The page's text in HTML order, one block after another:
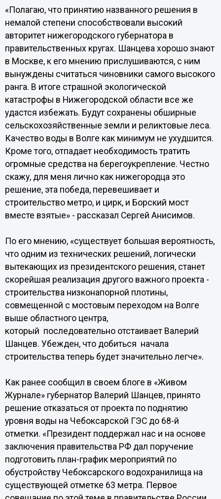
«Полагаю, что принятию названного решения в
немалой степени способствовали высокий
авторитет нижегородского губернатора в
правительственных кругах. Шанцева хорошо знают
в Москве, к его мнению прислушиваются, с ним
вынуждены считаться чиновники самого высокого
ранга. В итоге страшной экологической
катастрофы в Нижегородской области все же
удастся избежать. Будут сохранены обширные
сельскохозяйственные земли и реликтовые леса.
Качество воды в Волге как минимум не ухудшится.
Кроме того, отпадает необходимость тратить
огромные средства на берегоукрепление. Честно
скажу, для меня лично как нижегородца это
решение, эта победа, перевешивает и
строительство метро, и цирк, и Борский мост
вместе взятые» - рассказал Сергей Анисимов.
По его мнению, «существует большая вероятность,
что одним из технических решений, логически
вытекающих из президентского решения, станет
скорейшая реализация другого важного проекта -
строительства низконапорной плотины,
совмещенной с мостовым переходом на Волге
выше областного центра,
который последовательно отстаивает Валерий
Шанцев. Убежден, что добиться начала
строительства теперь будет значительно легче».
Как ранее сообщил в своем блоге в «Живом
Журнале» губернатор Валерий Шанцев, принято
решение отказаться от проекта по поднятию
уровня воды на Чебоксарской ГЭС до 68-й
отметки. «Президент поддержал нас и на основе
заключения правительства РФ дал поручение
подготовить план-график мероприятий по
обустройству Чебоксарского водохранилища на
существующей отметке 63 метра. Первое